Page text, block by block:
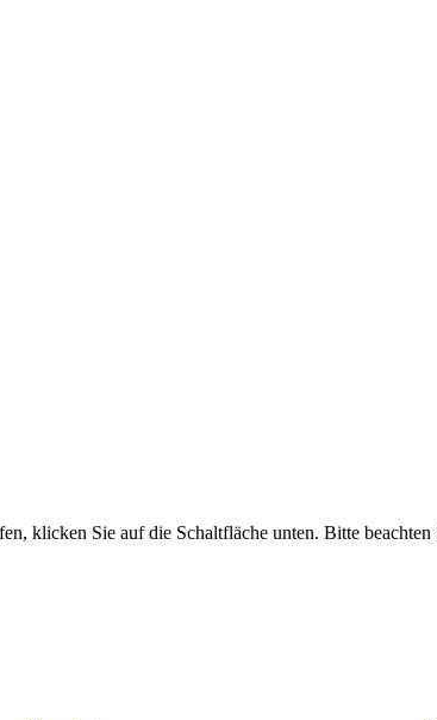
klicken Sie auf die Schaltfläche unten. Bitte